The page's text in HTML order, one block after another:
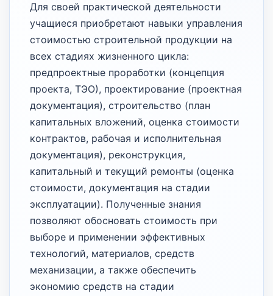
Для своей практической деятельности
учащиеся приобретают навыки управления
стоимостью строительной продукции на
всех стадиях жизненного цикла:
предпроектные проработки (концепция
проекта, ТЭО), проектирование (проектная
документация), строительство (план
капитальных вложений, оценка стоимости
контрактов, рабочая и исполнительная
документация), реконструкция,
капитальный и текущий ремонты (оценка
стоимости, документация на стадии
эксплуатации). Полученные знания
позволяют обосновать стоимость при
выборе и применении эффективных
технологий, материалов, средств
механизации, а также обеспечить
экономию средств на стадии